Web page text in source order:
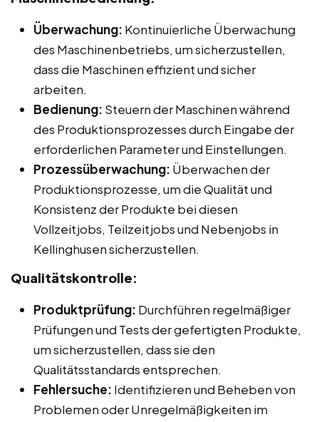
Überwachung: Kontinuierliche Überwachung
des Maschinenbetriebs, um sicherzustellen,
dass die Maschinen effizient und sicher
arbeiten.
Bedienung: Steuern der Maschinen während
des Produktionsprozesses durch Eingabe der
erforderlichen Parameter und Einstellungen.
Prozessüberwachung: Überwachen der
Produktionsprozesse, um die Qualität und
Konsistenz der Produkte bei diesen
Vollzeitjobs, Teilzeitjobs und Nebenjobs in
Kellinghusen sicherzustellen.
Qualitätskontrolle:
Produktprüfung: Durchführen regelmäßiger
Prüfungen und Tests der gefertigten Produkte,
um sicherzustellen, dass sie den
Qualitätsstandards entsprechen.
Fehlersuche: Identifizieren und Beheben von
Problemen oder Unregelmäßigkeiten im